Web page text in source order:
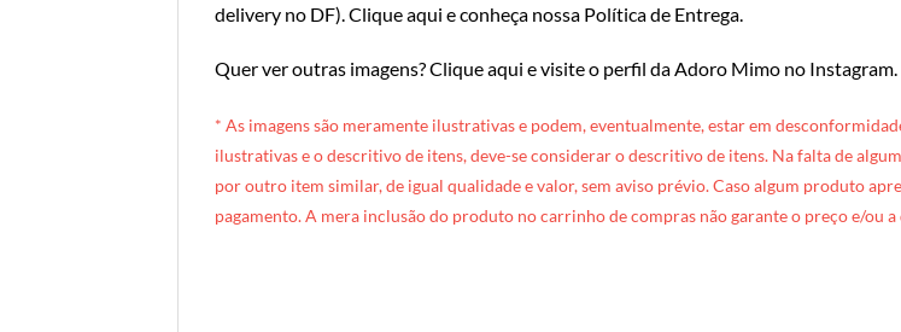
delivery no DF). Clique aqui e conheça nossa Política de Entrega
Quer ver outras imagens?Clique aqui e visite o perfil da Adoro Mimo no Instagram.
* As imagens são meramente ilustrativas e podem, eventualmente, estar em
ilustrativas e o descritivo de itens, deve-se considerar o descritivo de itens. Na falta de
por outro item similar, de igual qualidade e valor, sem aviso prévio. Caso algum produto
pagamento. A mera inclusão do produto no carrinho de compras não garante o preço e/ou